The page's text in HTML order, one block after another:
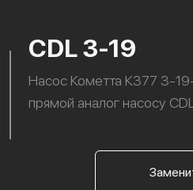
CDL 3-19
Насос Кометта К377 3-
прямой аналог насосу